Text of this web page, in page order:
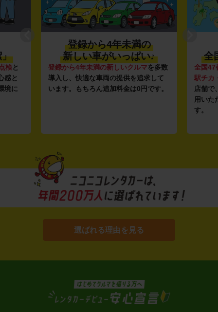
」
検と
感と
境に
登録から4年未満の
新しい車がいっぱい♪
登録から4年未満の新しいクルマを多数
導入し、快適な車両の提供を追求して
います。もちろん追加料金は0円です。
全
全国47
駅チカ
店舗で
用いた
す。
選ばれる理由を見る